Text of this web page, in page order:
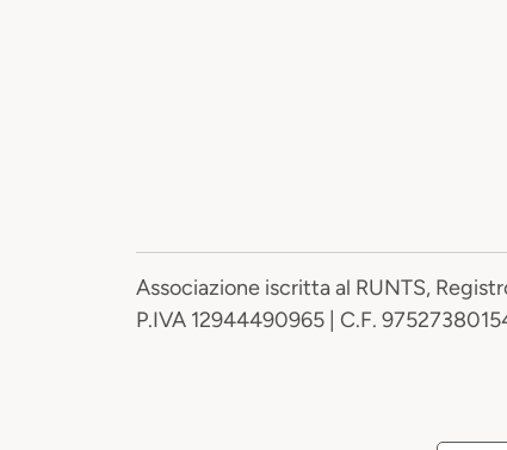
Associazione iscritta al RUNTS,
P.IVA 12944490965 | C.F.